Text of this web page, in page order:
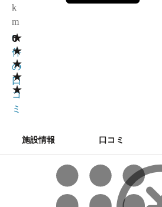
k
m
★
★
★
★
★
0
0
件
の
口
コ
ミ
施設情報 口コミ